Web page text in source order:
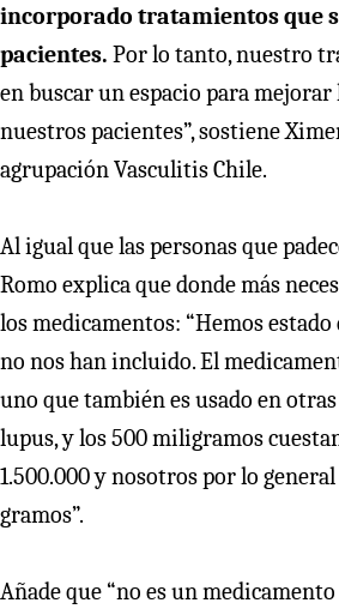
incorporado tratamientos que
pacientes. Por lo tanto, nuestro
en buscar un espacio para mejorar
nuestros pacientes”, sostiene
agrupación Vasculitis Chile.
Al igual que las personas que
Romo explica que donde más
los medicamentos: “Hemos
no nos han incluido. El
uno que también es usado en
lupus, y los 500 miligramos
1.500.000 y nosotros por lo
gramos”.
Añade que “no es un